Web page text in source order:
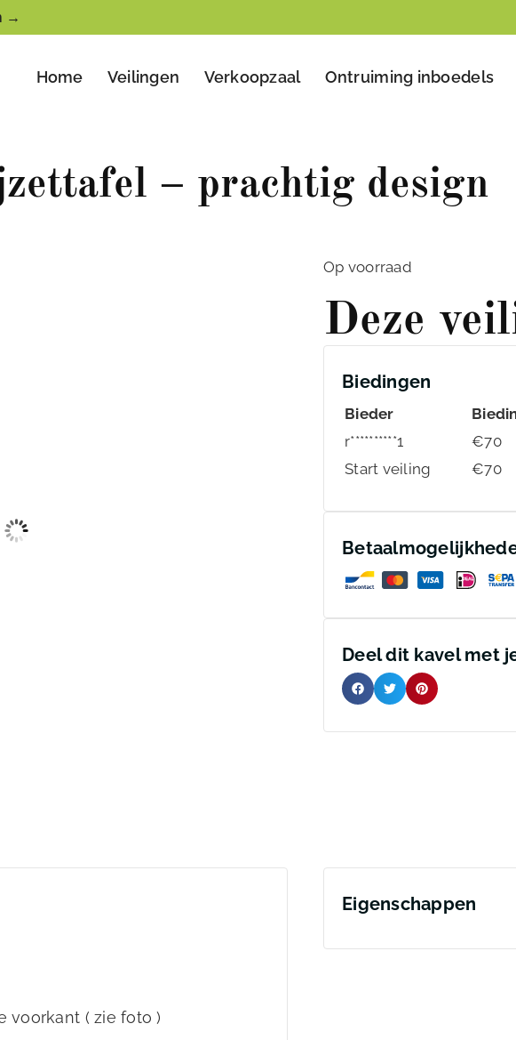
→
Home Veilingen Verkoopzaal Ontruiming inboedels
– prachtig design
Op voorraad
Deze
Biedingen
Bieder
r**********1
€70
Start veiling
€70
Deel dit kavel met
voorkant ( zie foto )
Eigenschappen